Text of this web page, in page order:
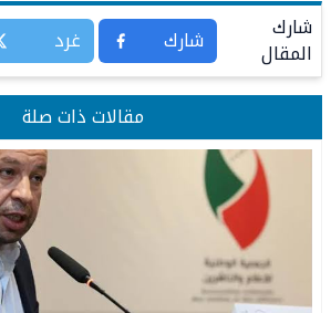
شارك
المقال شارك غرد
مقالات ذات صلة